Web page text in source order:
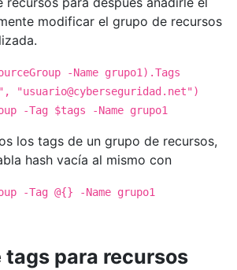
modificar el grupo de recursos
-Name grupo1).Tags
"usuario@cyberseguridad.net")
-Tag $tags -Name grupo1
los tags de un grupo de recursos,
hash vacía al mismo con
-Tag @{} -Name grupo1
tags para recursos